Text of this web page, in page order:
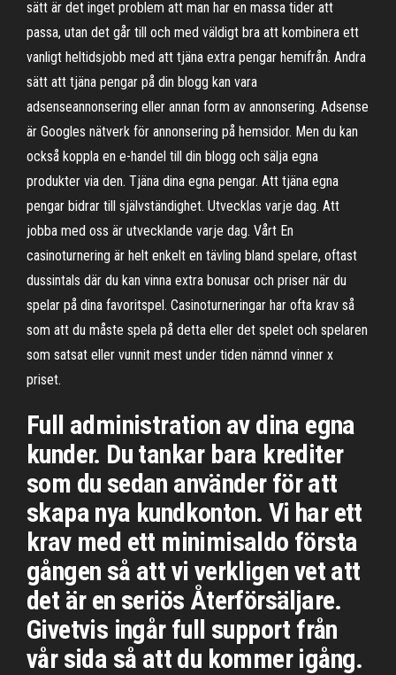
sätt är det inget problem att man har en massa tider att
passa, utan det går till och med väldigt bra att kombinera ett
vanligt heltidsjobb med att tjäna extra pengar hemifrån. Andra
sätt att tjäna pengar på din blogg kan vara
adsenseannonsering eller annan form av annonsering. Adsense
är Googles nätverk för annonsering på hemsidor. Men du kan
också koppla en e-handel till din blogg och sälja egna
produkter via den. Tjäna dina egna pengar. Att tjäna egna
pengar bidrar till självständighet. Utvecklas varje dag. Att
jobba med oss är utvecklande varje dag. Vårt En
casinoturnering är helt enkelt en tävling bland spelare, oftast
dussintals där du kan vinna extra bonusar och priser när du
spelar på dina favoritspel. Casinoturneringar har ofta krav så
som att du måste spela på detta eller det spelet och spelaren
som satsat eller vunnit mest under tiden nämnd vinner x
priset.
Full administration av dina egna
kunder. Du tankar bara krediter
som du sedan använder för att
skapa nya kundkonton. Vi har ett
krav med ett minimisaldo första
gången så att vi verkligen vet att
det är en seriös Återförsäljare.
Givetvis ingår full support från
vår sida så att du kommer igång.